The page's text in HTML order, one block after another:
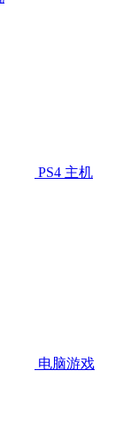
PS4 主机
电脑游戏